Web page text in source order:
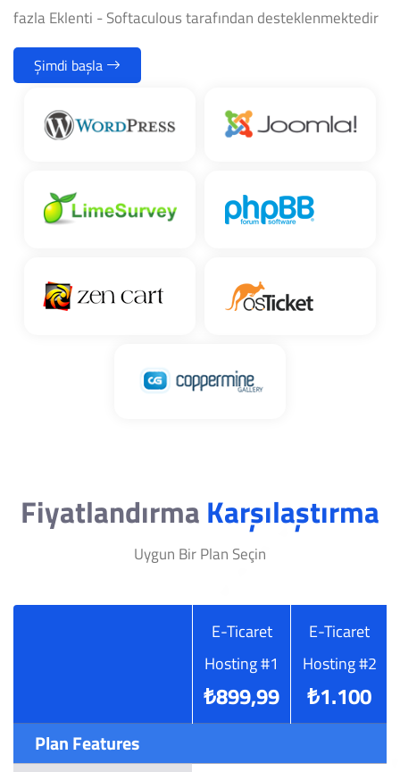
fazla Eklenti - Softaculous tarafından desteklenmektedir
Şimdi başla
Fiyatlandırma Karşılaştırma
Uygun Bir Plan Seçin
E-Ticaret
Hosting #1
₺899,99
E-Ticaret
Hosting #2
₺1.100
Plan Features